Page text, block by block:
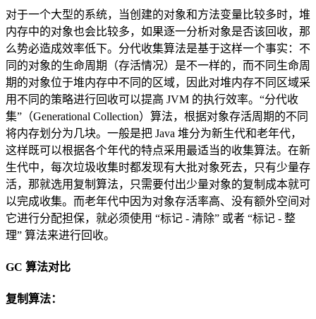
对于一个大型的系统，当创建的对象和方法变量比较多时，堆
内存中的对象也会比较多，如果逐一分析对象是否该回收，那
么势必造成效率低下。分代收集算法是基于这样一个事实：不
同的对象的生命周期（存活情况）是不一样的，而不同生命周
期的对象位于堆内存中不同的区域，因此对堆内存不同区域采
用不同的策略进行回收可以提高 JVM 的执行效率。“分代收
集”（Generational Collection）算法，根据对象存活周期的不同
将内存划分为几块。一般是把 Java 堆分为新生代和老年代，
这样既可以根据各个年代的特点采用最适当的收集算法。在新
生代中，每次垃圾收集时都发现有大批对象死去，只有少量存
活，那就选用复制算法，只需要付出少量对象的复制成本就可
以完成收集。而老年代中因为对象存活率高、没有额外空间对
它进行分配担保，就必须使用 “标记 - 清除” 或者 “标记 - 整
理” 算法来进行回收。
GC 算法对比
复制算法：